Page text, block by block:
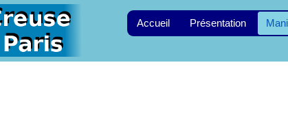
Accueil Présentation